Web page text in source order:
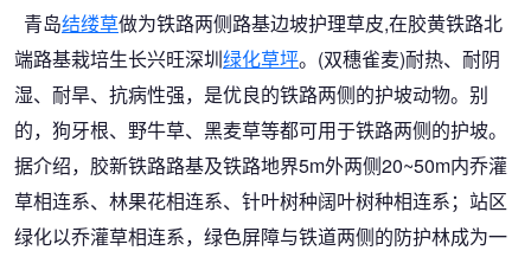
青岛结缕草做为铁路两侧路基边坡护理草皮,在胶黄铁路北
端路基栽培生长兴旺深圳绿化草坪。(双穗雀麦)耐热、耐阴
湿、耐旱、抗病性强，是优良的铁路两侧的护坡动物。别
的，狗牙根、野牛草、黑麦草等都可用于铁路两侧的护坡。
据介绍，胶新铁路路基及铁路地界5m外两侧20~50m内乔灌
草相连系、林果花相连系、针叶树种阔叶树种相连系；站区
绿化以乔灌草相连系，绿色屏障与铁道两侧的防护林成为一